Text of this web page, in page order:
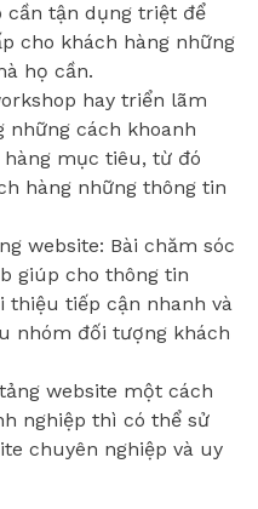
cần tận dụng triệt để
cho khách hàng những
họ cần.
hay triển lãm
cách khoanh
mục tiêu, từ đó
hàng những thông tin
website: Bài chăm sóc
giúp cho thông tin
thiệu tiếp cận nhanh và
nhóm đối tượng khách
website một cách
nghiệp thì có thể sử
chuyên nghiệp và uy